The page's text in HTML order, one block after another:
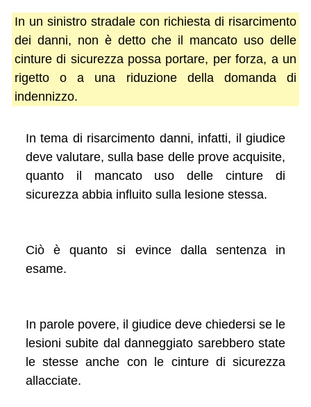
In un sinistro stradale con richiesta di risarcimento
dei danni, non è detto che il mancato uso delle
cinture di sicurezza possa portare, per forza, a un
rigetto o a una riduzione della domanda di
indennizzo.
In tema di risarcimento danni, infatti, il giudice
deve valutare, sulla base delle prove acquisite,
quanto il mancato uso delle cinture di
sicurezza abbia influito sulla lesione stessa.
Ciò è quanto si evince dalla sentenza in
esame.
In parole povere, il giudice deve chiedersi se le
lesioni subite dal danneggiato sarebbero state
le stesse anche con le cinture di sicurezza
allacciate.